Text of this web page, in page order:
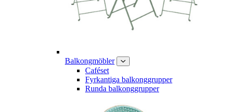
Balkongmöbler
Caféset
Fyrkantiga balkonggrupper
Runda balkonggrupper